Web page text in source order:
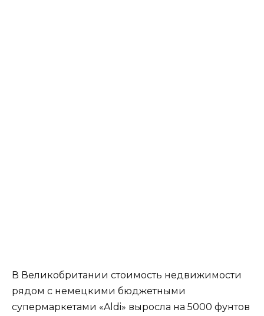
В Великобритании стоимость недвижимости
рядом с немецкими бюджетными
супермаркетами «Aldi» выросла на 5000 фунтов